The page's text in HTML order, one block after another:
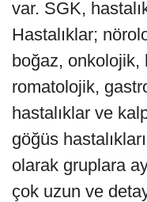
var. SGK,
Hastalıklar;
boğaz, onkolojik,
romatolojik,
hastalıklar ve
göğüs
olarak gruplara
çok uzun ve